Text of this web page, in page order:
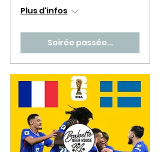
Plus d'infos
Soirée passée...